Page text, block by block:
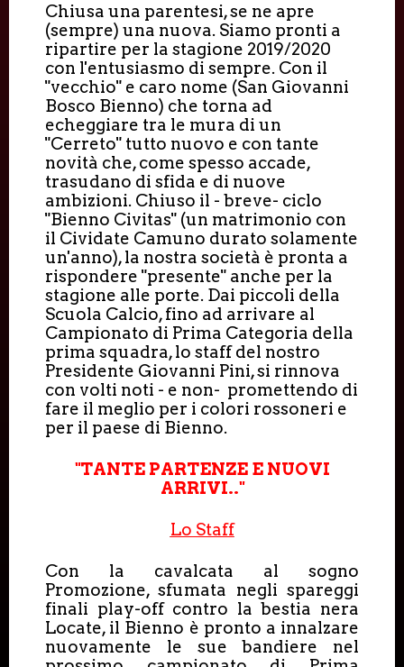
Chiusa una parentesi, se ne apre
(sempre) una nuova. Siamo pronti a
ripartire per la stagione 2019/2020
con l'entusiasmo di sempre. Con il
"vecchio" e caro nome (San Giovanni
Bosco Bienno) che torna ad
echeggiare tra le mura di un
"Cerreto" tutto nuovo e con tante
novità che, come spesso accade,
trasudano di sfida e di nuove
ambizioni. Chiuso il - breve- ciclo
"Bienno Civitas" (un matrimonio con
il Cividate Camuno durato solamente
un'anno), la nostra società è pronta a
rispondere "presente" anche per la
stagione alle porte. Dai piccoli della
Scuola Calcio, fino ad arrivare al
Campionato di Prima Categoria della
prima squadra, lo staff del nostro
Presidente Giovanni Pini, si rinnova
con volti noti - e non- promettendo di
fare il meglio per i colori rossoneri e
per il paese di Bienno.
"TANTE PARTENZE E NUOVI
ARRIVI.."
Lo Staff
Con la cavalcata al sogno
Promozione, sfumata negli spareggi
finali play-off contro la bestia nera
Locate, il Bienno è pronto a innalzare
nuovamente le sue bandiere nel